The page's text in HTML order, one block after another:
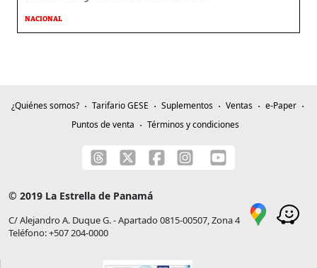
NACIONAL
¿Quiénes somos? Tarifario GESE Suplementos Ventas
e-Paper
Puntos de venta
Términos y condiciones
© 2019 La Estrella de Panamá
C/ Alejandro A. Duque G. - Apartado 0815-00507, Zona 4
Teléfono: +507 204-0000